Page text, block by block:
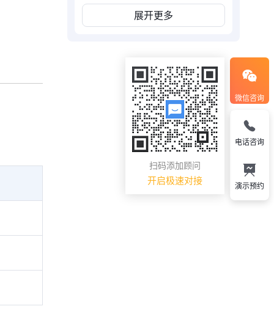
展开更多
微信咨询
扫码添加顾问
开启极速对接
电话咨询
演示预约